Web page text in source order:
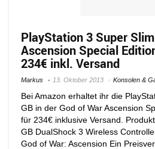
PlayStation 3 Super
Ascension Special
234€ inkl. Versand
Markus 13. Oktober 2013 Konsolen &
Bei Amazon erhaltet ihr die
GB in der God of War Ascension
für 234€ inklusive Versand.
GB DualShock 3 Wireless
God of War: Ascension Ein